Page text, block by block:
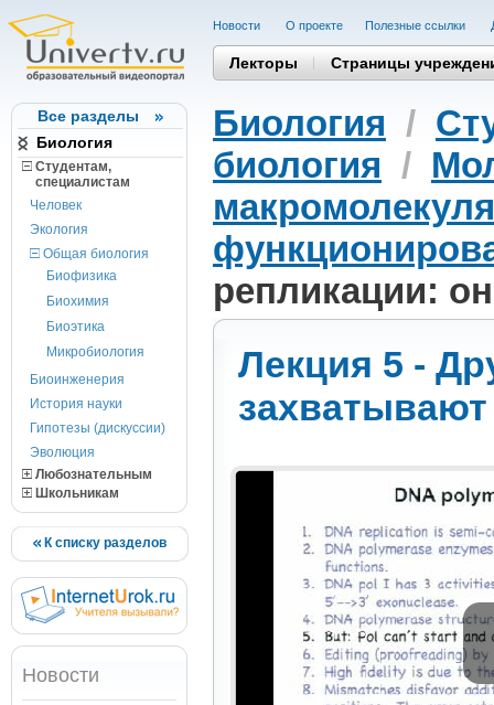
Все разделы
Биология
Студентам,
cпециалистам
Человек
Экология
Общая биология
Биофизика
Биохимия
Биоэтика
Микробиология
Биоинженерия
История науки
Гипотезы (дискуссии)
Эволюция
Любознательным
Школьникам
К списку разделов
Новости
Новости О проекте Полезные cсылки
Лекторы Страницы
Биология /
биология /
репликации:
Лекция 5 -